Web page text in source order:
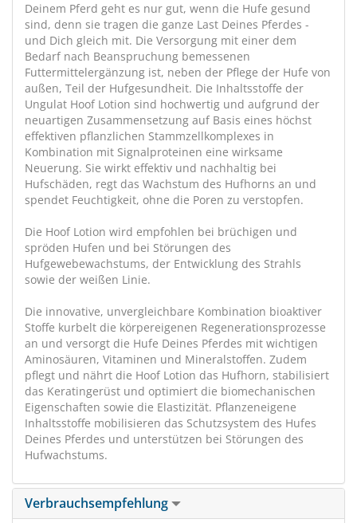
Deinem Pferd geht es nur gut, wenn die Hufe gesund
sind, denn sie tragen die ganze Last Deines Pferdes -
und Dich gleich mit. Die Versorgung mit einer dem
Bedarf nach Beanspruchung bemessenen
Futtermittelergänzung ist, neben der Pflege der Hufe von
außen, Teil der Hufgesundheit. Die Inhaltsstoffe der
Ungulat Hoof Lotion sind hochwertig und aufgrund der
neuartigen Zusammensetzung auf Basis eines höchst
effektiven pflanzlichen Stammzellkomplexes in
Kombination mit Signalproteinen eine wirksame
Neuerung. Sie wirkt effektiv und nachhaltig bei
Hufschäden, regt das Wachstum des Hufhorns an und
spendet Feuchtigkeit, ohne die Poren zu verstopfen.
Die Hoof Lotion wird empfohlen bei brüchigen und
spröden Hufen und bei Störungen des
Hufgewebewachstums, der Entwicklung des Strahls
sowie der weißen Linie.
Die innovative, unvergleichbare Kombination bioaktiver
Stoffe kurbelt die körpereigenen Regenerationsprozesse
an und versorgt die Hufe Deines Pferdes mit wichtigen
Aminosäuren, Vitaminen und Mineralstoffen. Zudem
pflegt und nährt die Hoof Lotion das Hufhorn, stabilisiert
das Keratingerüst und optimiert die biomechanischen
Eigenschaften sowie die Elastizität. Pflanzeneigene
Inhaltsstoffe mobilisieren das Schutzsystem des Hufes
Deines Pferdes und unterstützen bei Störungen des
Hufwachstums.
Verbrauchsempfehlung